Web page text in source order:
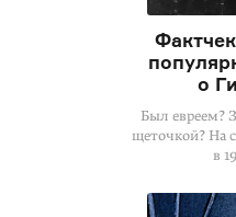
о
Был евреем?
щеточкой? На
в